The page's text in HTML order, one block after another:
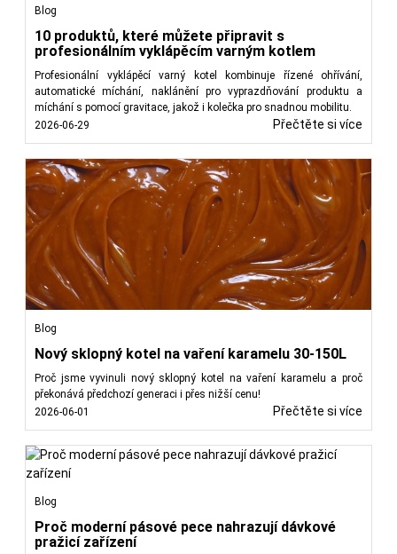
Blog
10 produktů, které můžete připravit s
profesionálním vyklápěcím varným kotlem
Profesionální vyklápěcí varný kotel kombinuje řízené ohřívání,
automatické míchání, naklánění pro vyprazdňování produktu a
míchání s pomocí gravitace, jakož i kolečka pro snadnou mobilitu.
2026-06-29
Přečtěte si více
Blog
Nový sklopný kotel na vaření karamelu 30-150L
Proč jsme vyvinuli nový sklopný kotel na vaření karamelu a proč
překonává předchozí generaci i přes nižší cenu!
2026-06-01
Přečtěte si více
Blog
Proč moderní pásové pece nahrazují dávkové
pražicí zařízení